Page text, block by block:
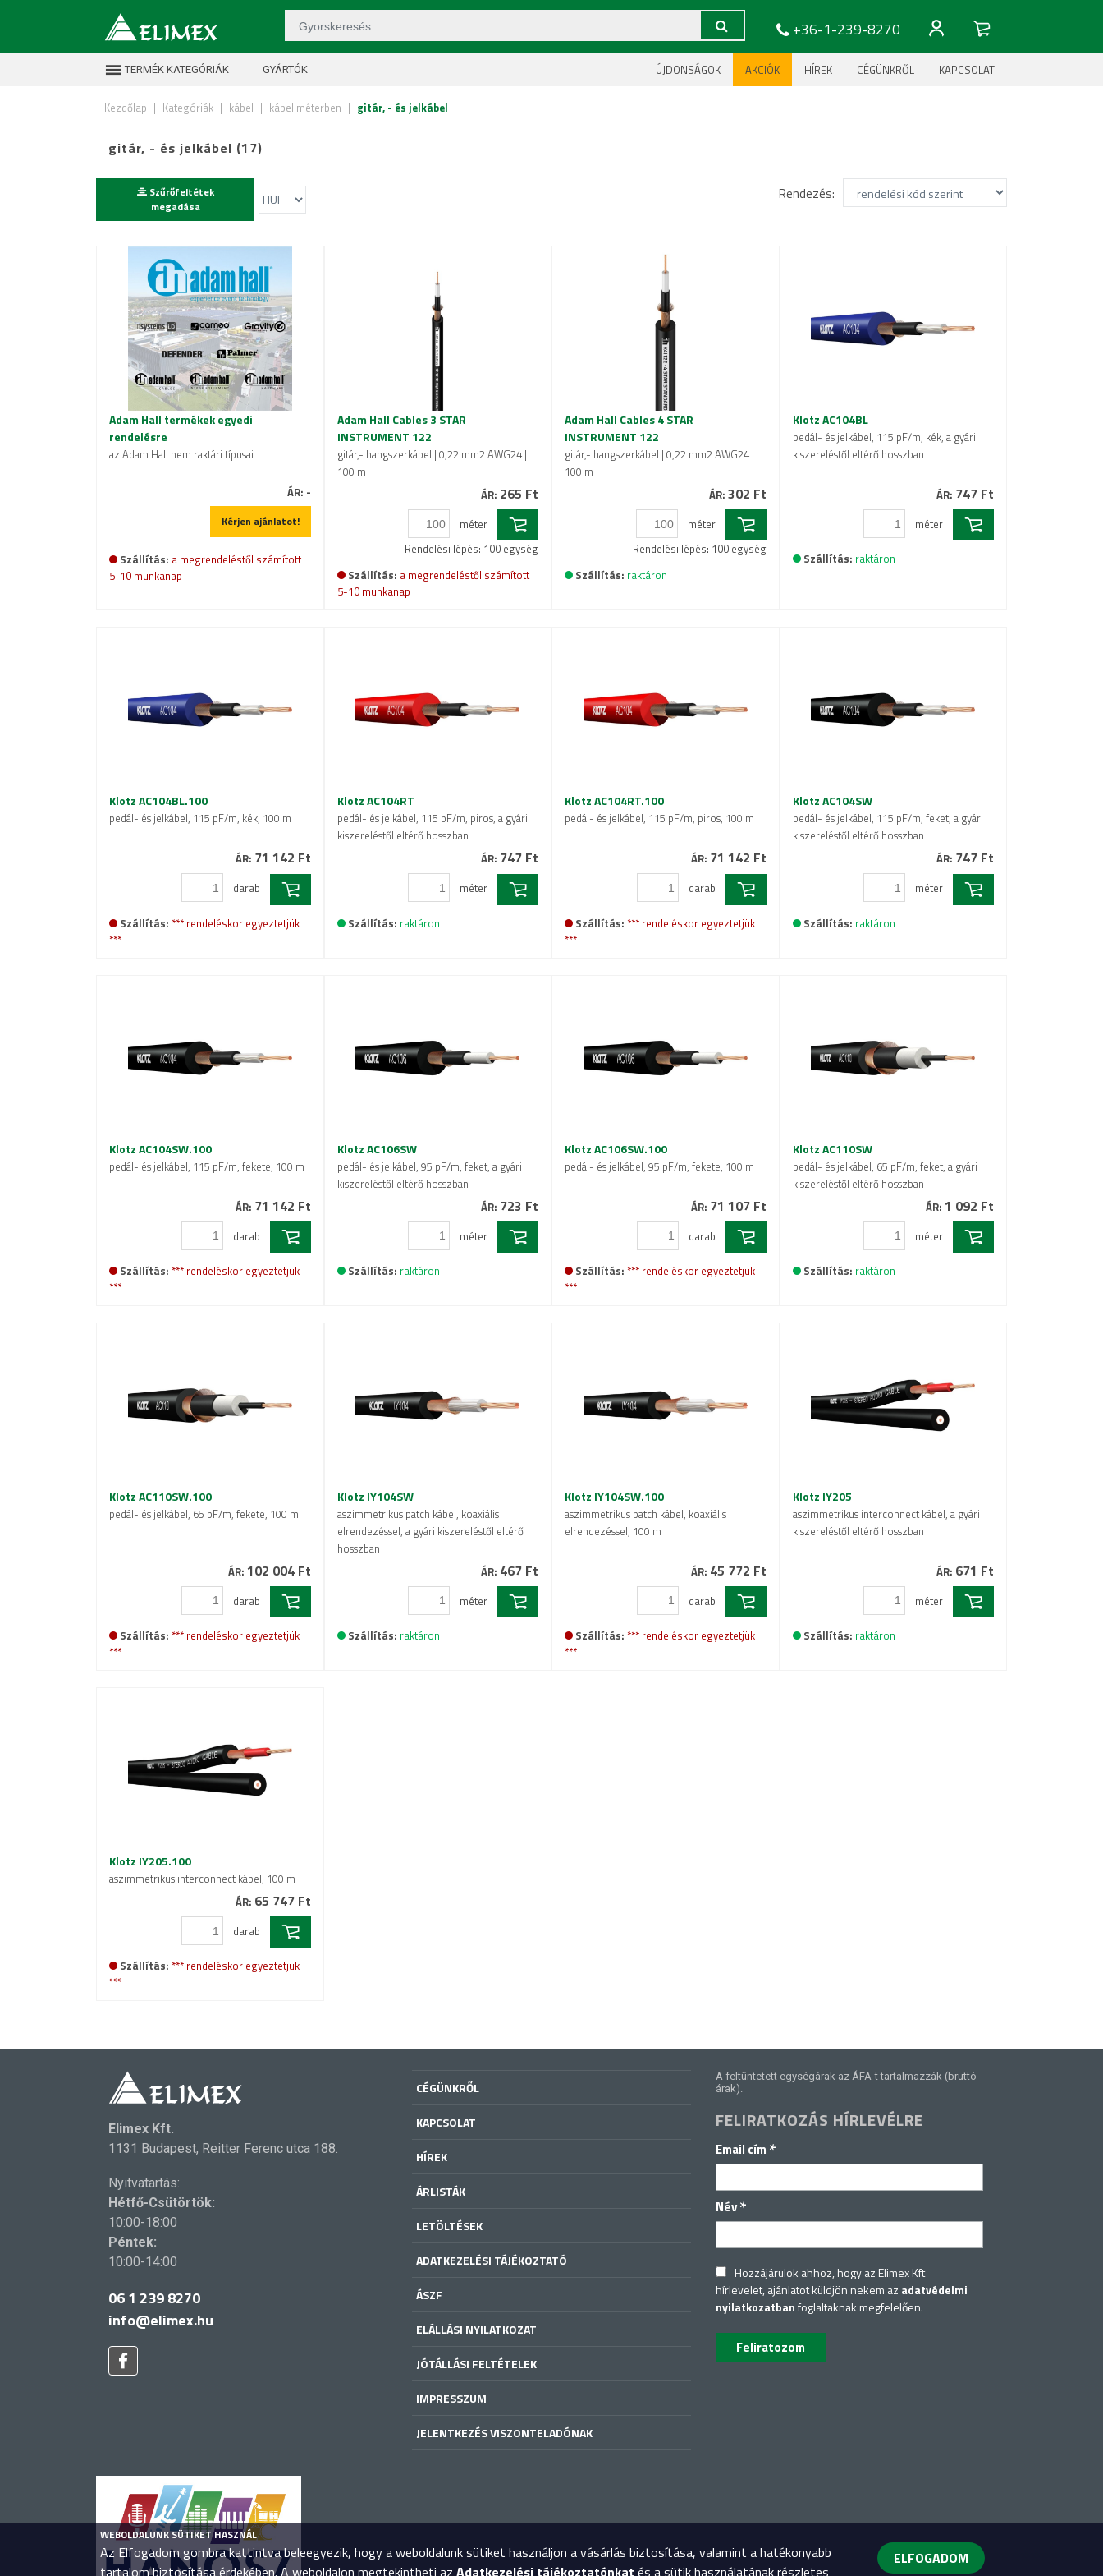
+36-1-239-8270
TERMÉK KATEGÓRIÁK GYÁRTÓK KAPCSOLAT
CÉGÜNKRŐL
HÍREK
AKCIÓK
ÚJDONSÁGOK
Kezdőlap | Kategóriák | kábel | kábel méterben | gitár, - és jelkábel
gitár, - és jelkábel (17)
Szűrőfeltétek
megadása
Rendezés:
Adam Hall termékek egyedi
rendelésre
az Adam Hall nem raktári típusai
ÁR: -
Kérjen ajánlatot!
Szállítás: a megrendeléstől számított
5-10 munkanap
Adam Hall Cables 3 STAR
INSTRUMENT 122
gitár,- hangszerkábel | 0,22 mm2 AWG24 |
100 m
ÁR: 265 Ft
méter
Rendelési lépés: 100 egység
Szállítás: a megrendeléstől számított
5-10 munkanap
Adam Hall Cables 4 STAR
INSTRUMENT 122
gitár,- hangszerkábel | 0,22 mm2 AWG24 |
100 m
ÁR: 302 Ft
méter
Rendelési lépés: 100 egység
Szállítás: raktáron
Klotz AC104BL
pedál- és jelkábel, 115 pF/m, kék, a gyári
kiszereléstől eltérő hosszban
ÁR: 747 Ft
méter
Szállítás: raktáron
Klotz AC104BL.100
pedál- és jelkábel, 115 pF/m, kék, 100 m
ÁR: 71 142 Ft
darab
Szállítás: *** rendeléskor egyeztetjük
***
Klotz AC104RT
pedál- és jelkábel, 115 pF/m, piros, a gyári
kiszereléstől eltérő hosszban
ÁR: 747 Ft
méter
Szállítás: raktáron
Klotz AC104RT.100
pedál- és jelkábel, 115 pF/m, piros, 100 m
ÁR: 71 142 Ft
darab
Szállítás: *** rendeléskor egyeztetjük
***
Klotz AC104SW
pedál- és jelkábel, 115 pF/m, feket, a gyári
kiszereléstől eltérő hosszban
ÁR: 747 Ft
méter
Szállítás: raktáron
Klotz AC104SW.100
pedál- és jelkábel, 115 pF/m, fekete, 100 m
ÁR: 71 142 Ft
darab
Szállítás: *** rendeléskor egyeztetjük
***
Klotz AC106SW
pedál- és jelkábel, 95 pF/m, feket, a gyári
kiszereléstől eltérő hosszban
ÁR: 723 Ft
méter
Szállítás: raktáron
Klotz AC106SW.100
pedál- és jelkábel, 95 pF/m, fekete, 100 m
ÁR: 71 107 Ft
darab
Szállítás: *** rendeléskor egyeztetjük
***
Klotz AC110SW
pedál- és jelkábel, 65 pF/m, feket, a gyári
kiszereléstől eltérő hosszban
ÁR: 1 092 Ft
méter
Szállítás: raktáron
Klotz AC110SW.100
pedál- és jelkábel, 65 pF/m, fekete, 100 m
ÁR: 102 004 Ft
darab
Szállítás: *** rendeléskor egyeztetjük
***
Klotz IY104SW
aszimmetrikus patch kábel, koaxiális
elrendezéssel, a gyári kiszereléstől eltérő
hosszban
ÁR: 467 Ft
méter
Szállítás: raktáron
Klotz IY104SW.100
aszimmetrikus patch kábel, koaxiális
elrendezéssel, 100 m
ÁR: 45 772 Ft
darab
Szállítás: *** rendeléskor egyeztetjük
***
Klotz IY205
aszimmetrikus interconnect kábel, a gyári
kiszereléstől eltérő hosszban
ÁR: 671 Ft
méter
Szállítás: raktáron
Klotz IY205.100
aszimmetrikus interconnect kábel, 100 m
ÁR: 65 747 Ft
darab
Szállítás: *** rendeléskor egyeztetjük
***
Elimex Kft.
1131 Budapest, Reitter Ferenc utca 188.
Nyitvatartás:
Hétfő-Csütörtök:
10:00-18:00
Péntek:
10:00-14:00
06 1 239 8270
info@elimex.hu
CÉGÜNKRŐL
KAPCSOLAT
HÍREK
ÁRLISTÁK
LETÖLTÉSEK
ADATKEZELÉSI TÁJÉKOZTATÓ
ÁSZF
ELÁLLÁSI NYILATKOZAT
JÓTÁLLÁSI FELTÉTELEK
IMPRESSZUM
JELENTKEZÉS VISZONTELADÓNAK
A feltüntetett egységárak az ÁFA-t tartalmazzák (bruttó
árak).
FELIRATKOZÁS HÍRLEVÉLRE
Email cím *
Név*
Hozzájárulok ahhoz, hogy az Elimex Kft
hírlevelet, ajánlatot küldjön nekem az adatvédelmi
nyilatkozatbanfoglaltaknak megfelelően.
WEBOLDALUNK SÜTIKET HASZNÁL
Az Elfogadom gombra kattintva beleegyezik, hogy a weboldalunk sütiket használjon a vásárlás biztosítása, valamint a hatékonyabb
tartalom biztosítása érdekében. A weboldalon megtekintheti az Adatkezelési tájékoztatónkat és a sütik használatának részletes
ELFOGADOM